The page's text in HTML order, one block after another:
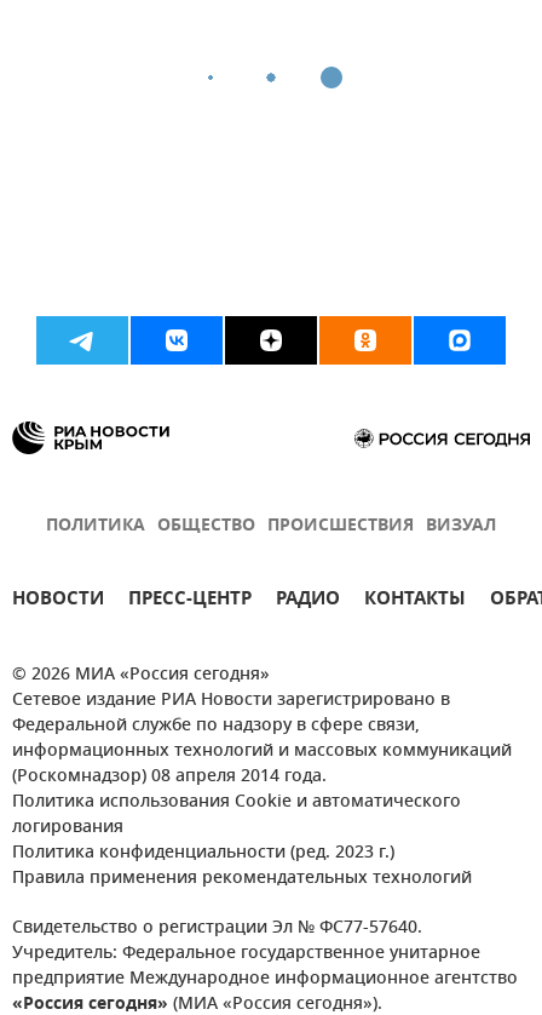
ПОЛИТИКА ОБЩЕСТВО ПРОИСШЕСТВИЯ ВИЗУАЛ
НОВОСТИ ПРЕСС-ЦЕНТР РАДИО КОНТАКТЫ
© 2026 МИА «Россия сегодня»
Сетевое издание РИА Новости зарегистрировано в
Федеральной службе по надзору в сфере связи,
информационных технологий и массовых коммуникаций
(Роскомнадзор) 08 апреля 2014 года.
Политика использования Cookie и автоматического
логирования
Политика конфиденциальности (ред. 2023 г.)
Правила применения рекомендательных технологий
Свидетельство о регистрации Эл № ФС77-57640.
Учредитель: Федеральное государственное унитарное
предприятие Международное информационное агентство
«Россия сегодня» (МИА «Россия сегодня»).